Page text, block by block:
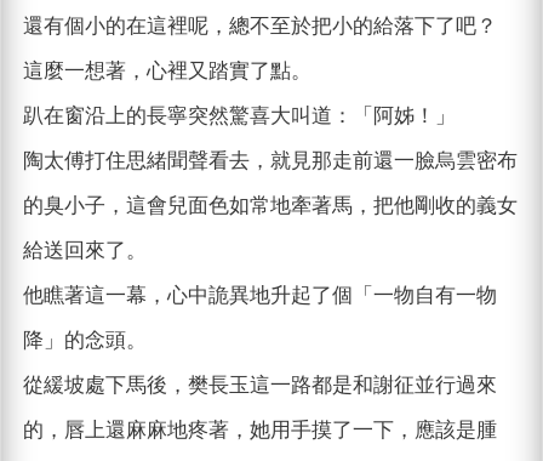
還有個小的在這裡呢，總不至於把小的給落下了吧？
這麼一想著，心裡又踏實了點。
趴在窗沿上的長寧突然驚喜大叫道：「阿姊！」
陶太傅打住思緒聞聲看去，就見那走前還一臉烏雲密布
的臭小子，這會兒面色如常地牽著馬，把他剛收的義女
給送回來了。
他瞧著這一幕，心中詭異地升起了個「一物自有一物
降」的念頭。
從緩坡處下馬後，樊長玉這一路都是和謝征並行過來
的，唇上還麻麻地疼著，她用手摸了一下，應該是腫